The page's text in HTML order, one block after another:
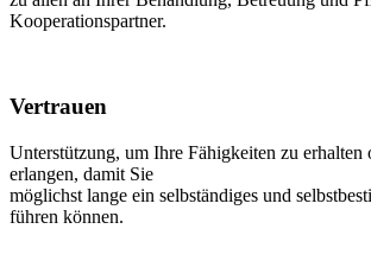
Kooperationspartner.
Vertrauen
Unterstützung, um Ihre Fähigkeiten zu erhalten
erlangen, damit Sie
möglichst lange ein selbständiges und
führen können.